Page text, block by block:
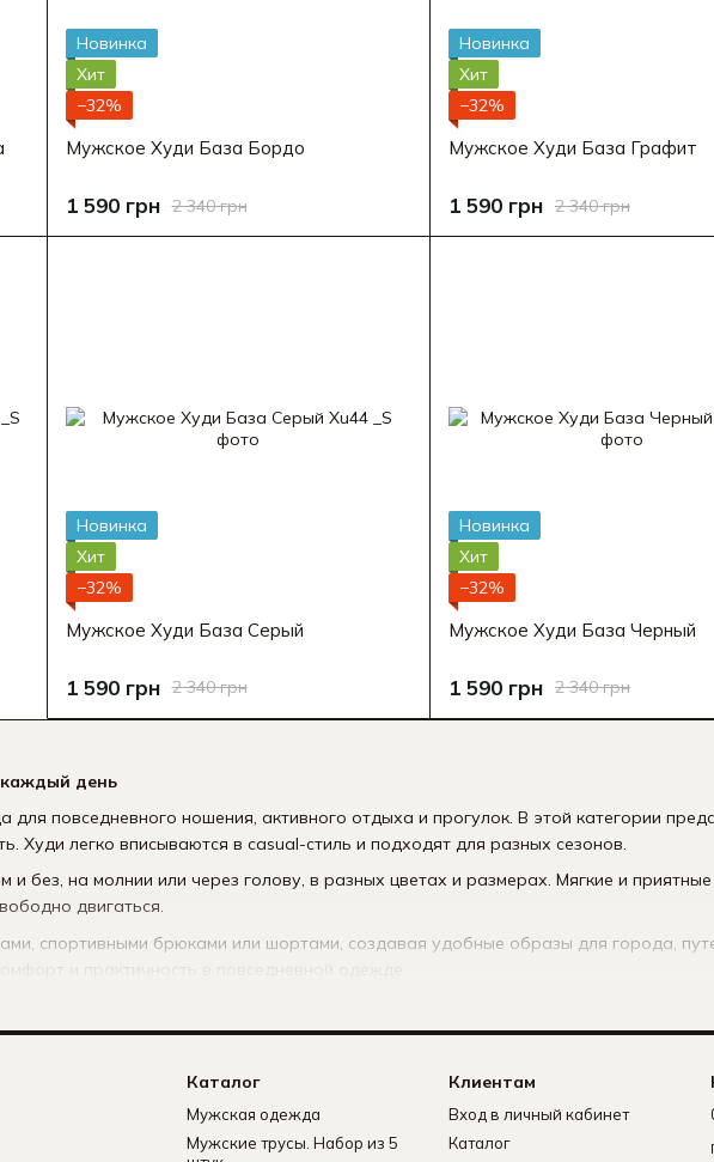
день
повседневного ношения, активного отдыха и прогулок. В этой категории
Худи легко вписываются в casual-стиль и подходят для разных сезонов.
без, на молнии или через голову, в разных цветах и размерах. Мягкие и
двигаться.
спортивными брюками или шортами, создавая удобные образы для города,
и практичность в повседневной одежде.
Новинка
Хит
−32%
Мужское Худи База Бордо
2 340 грн
1 590 грн
Новинка
Хит
−32%
Мужское Худи База Графит
2 340 грн
1 590 грн
Новинка
Хит
−32%
Мужское Худи База Серый
2 340 грн
1 590 грн
Новинка
Хит
−32%
Мужское Худи База Черный
2 340 грн
1 590 грн
Каталог
Мужская одежда
Мужские трусы. Набор из 5
Клиентам
Вход в личный кабинет
Каталог